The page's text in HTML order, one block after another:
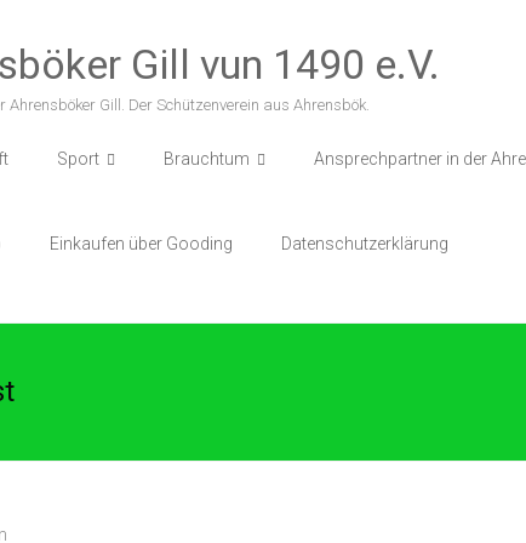
Gill vun 1490 e.V.
Ahrensböker Gill. Der Schützenverein aus Ahrensbök.
Sport Brauchtum Ansprechpartner in der
Einkaufen über Gooding Datenschutzerklärung